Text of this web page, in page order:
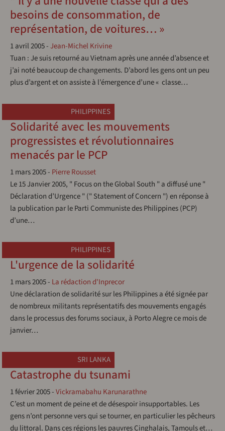
besoins de consommation, de
représentation, de voitures… »
1 avril 2005-Jean-Michel Krivine
Tuan : Je suis retourné au Vietnam après une année d’absence et
j’ai noté beaucoup de changements. D’abord les gens ont un peu
plus d’argent et on assiste à l’émergence d’une « classe…
PHILIPPINES
Solidarité avec les mouvements
progressistes et révolutionnaires
menacés par le PCP
1 mars 2005- Pierre Rousset
Le 15 Janvier 2005, " Focus on the Global South " a diffusé une "
Déclaration d’Urgence " (" Statement of Concern ") en réponse à
la publication par le Parti Communiste des Philippines (PCP)
d’une…
PHILIPPINES
L'urgence de la solidarité
1 mars 2005- La rédaction d'Inprecor
Une déclaration de solidarité sur les Philippines a été signée par
de nombreux militants représentatifs des mouvements engagés
dans le processus des forums sociaux, à Porto Alegre ce mois de
janvier…
SRI LANKA
Catastrophe du tsunami
1 février 2005-Vickramabahu Karunarathne
C’est un moment de peine et de désespoir insupportables. Les
gens n’ont personne vers qui se tourner, en particulier les pêcheurs
du littoral. Dans ces régions les pauvres Cinghalais, Tamouls et…